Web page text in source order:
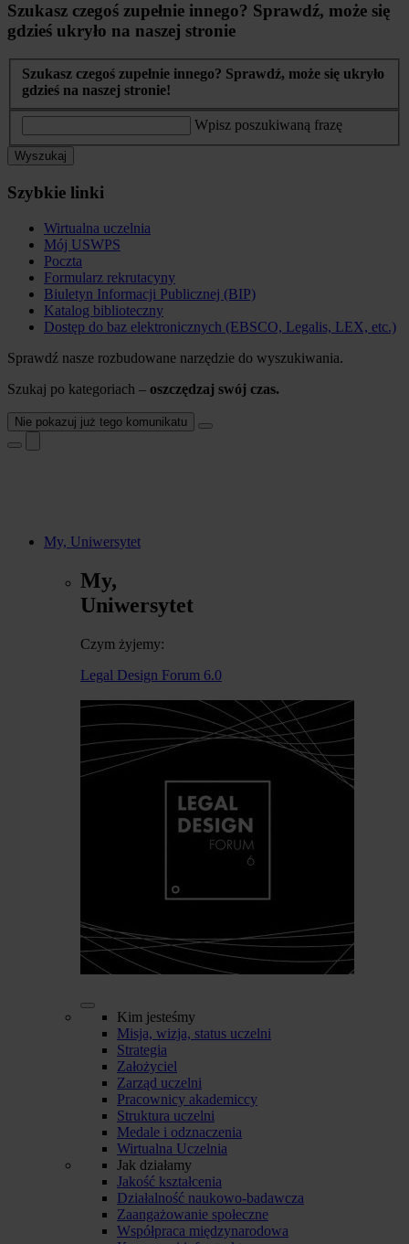
Szukasz czegoś zupełnie innego? Sprawdź, może się
gdzieś ukryło na naszej stronie
Szukasz czegoś zupełnie innego? Sprawdź, może się ukryło
gdzieś na naszej stronie!
Wpisz poszukiwaną frazę
Wyszukaj
Szybkie linki
Wirtualna uczelnia
Mój USWPS
Poczta
Formularz rekrutacyny
Biuletyn Informacji Publicznej (BIP)
Katalog biblioteczny
Dostęp do baz elektronicznych (EBSCO, Legalis, LEX, etc.)
Sprawdź nasze rozbudowane narzędzie do wyszukiwania.
Szukaj po kategoriach – oszczędzaj swój czas.
Nie pokazuj już tego komunikatu
My, Uniwersytet
My,
Uniwersytet
Czym żyjemy:
Legal Design Forum 6.0
Kim jesteśmy
Misja, wizja, status uczelni
Strategia
Założyciel
Zarząd uczelni
Pracownicy akademiccy
Struktura uczelni
Medale i odznaczenia
Wirtualna Uczelnia
Jak działamy
Jakość kształcenia
Działalność naukowo-badawcza
Zaangażowanie społeczne
Współpraca międzynarodowa